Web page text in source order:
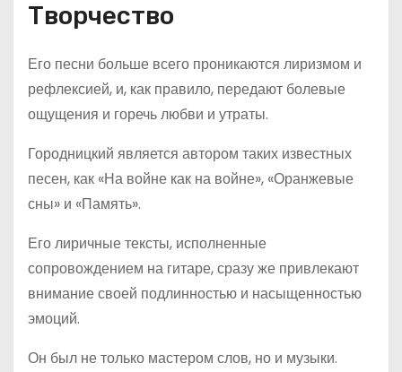
Творчество
Его песни больше всего проникаются лиризмом и
рефлексией, и, как правило, передают болевые
ощущения и горечь любви и утраты.
Городницкий является автором таких известных
песен, как «На войне как на войне», «Оранжевые
сны» и «Память».
Его лиричные тексты, исполненные
сопровождением на гитаре, сразу же привлекают
внимание своей подлинностью и насыщенностью
эмоций.
Он был не только мастером слов, но и музыки.